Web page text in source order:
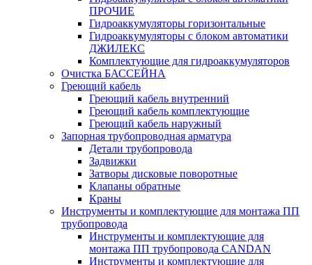
ПРОЧИЕ
Гидроаккумуляторы горизонтальные
Гидроаккумуляторы с блоком автоматики
ДЖИЛЕКС
Комплектующие для гидроаккумуляторов
Очистка БАССЕЙНА
Греющий кабель
Греющий кабель внутренний
Греющий кабель комплектующие
Греющий кабель наружный
Запорная трубопроводная арматура
Детали трубопровода
Задвижки
Затворы дисковые поворотные
Клапаны обратные
Краны
Инструменты и комплектующие для монтажа ПП
трубопровода
Инструменты и комплектующие для
монтажа ПП трубопровода CANDAN
Инструменты и комплектующие для